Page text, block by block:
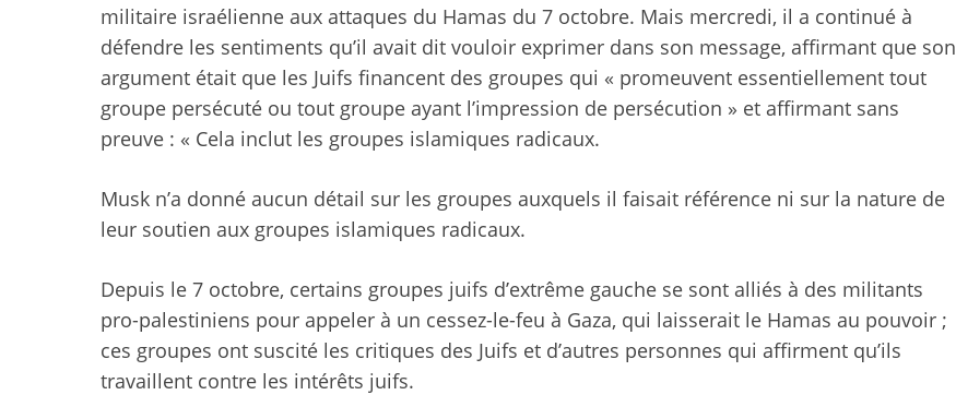
militaire israélienne aux attaques du Hamas du 7 octobre. Mais mercredi, il a continué à
défendre les sentiments qu’il avait dit vouloir exprimer dans son message, affirmant que son
argument était que les Juifs financent des groupes qui « promeuvent essentiellement tout
groupe persécuté ou tout groupe ayant l’impression de persécution » et affirmant sans
preuve : « Cela inclut les groupes islamiques radicaux.
Musk n’a donné aucun détail sur les groupes auxquels il faisait référence ni sur la nature de
leur soutien aux groupes islamiques radicaux.
Depuis le 7 octobre, certains groupes juifs d’extrême gauche se sont alliés à des militants
pro-palestiniens pour appeler à un cessez-le-feu à Gaza, qui laisserait le Hamas au pouvoir ;
ces groupes ont suscité les critiques des Juifs et d’autres personnes qui affirment qu’ils
travaillent contre les intérêts juifs.